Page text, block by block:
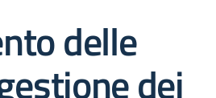
delle
dei